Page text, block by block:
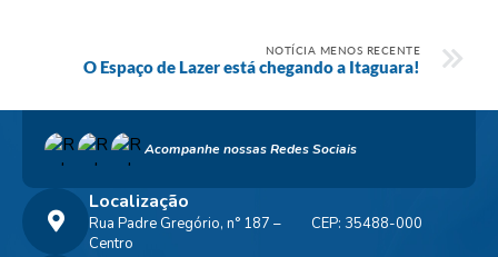
NOTÍCIA MENOS RECENTE
O Espaço de Lazer está chegando a Itaguara!
Acompanhe nossas Redes Sociais
Localização
Rua Padre Gregório, n° 187 –
Centro
CEP: 35488-000